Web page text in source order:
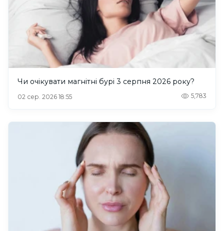
Чи очікувати магнітні бурі 3 серпня 2026 року?
02 сер. 2026 18:55 5,783